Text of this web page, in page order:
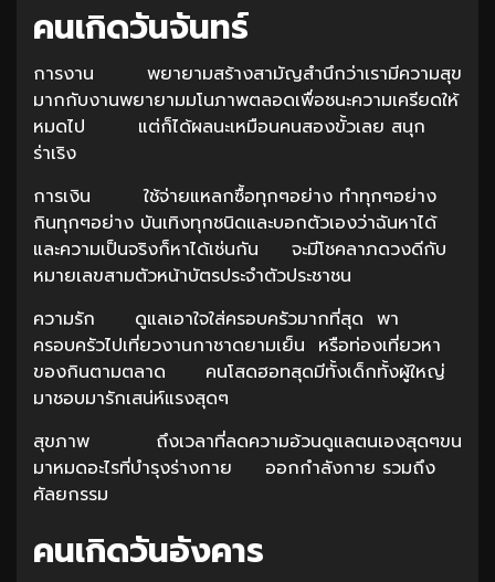
คนเกิดวันจันทร์
การงาน พยายามสร้างสามัญสำนึกว่าเรามีความสุข
มากกับงานพยายามมโนภาพตลอดเพื่อชนะความเครียดให้
หมดไป แต่ก็ได้ผลนะเหมือนคนสองขั้วเลย สนุก
ร่าเริง
การเงิน ใช้จ่ายแหลกซื้อทุกๆอย่าง ทำทุกๆอย่าง
กินทุกๆอย่าง บันเทิงทุกชนิดและบอกตัวเองว่าฉันหาได้
และความเป็นจริงก็หาได้เช่นกัน จะมีโชคลาภดวงดีกับ
หมายเลขสามตัวหน้าบัตรประจำตัวประชาชน
ความรัก ดูแลเอาใจใส่ครอบครัวมากที่สุด พา
ครอบครัวไปเที่ยวงานกาชาดยามเย็น หรือท่องเที่ยวหา
ของกินตามตลาด คนโสดฮอทสุดมีทั้งเด็กทั้งผู้ใหญ่
มาชอบมารักเสน่ห์แรงสุดๆ
สุขภาพ ถึงเวลาที่ลดความอ้วนดูแลตนเองสุดๆขน
มาหมดอะไรที่บำรุงร่างกาย ออกกำลังกาย รวมถึง
ศัลยกรรม
คนเกิดวันอังคาร